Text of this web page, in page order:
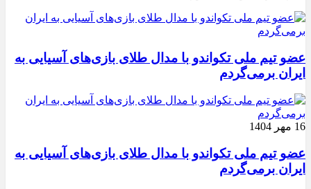
عضو تیم ملی تکواندو با مدال طلای بازی‌های آسیایی به
ایران برمی‌گردم
16 مهر 1404
عضو تیم ملی تکواندو با مدال طلای بازی‌های آسیایی به
ایران برمی‌گردم